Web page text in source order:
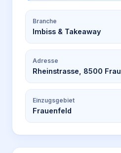
Branche
Imbiss & Takeaway
Adresse
Rheinstrasse, 8500
Einzugsgebiet
Frauenfeld